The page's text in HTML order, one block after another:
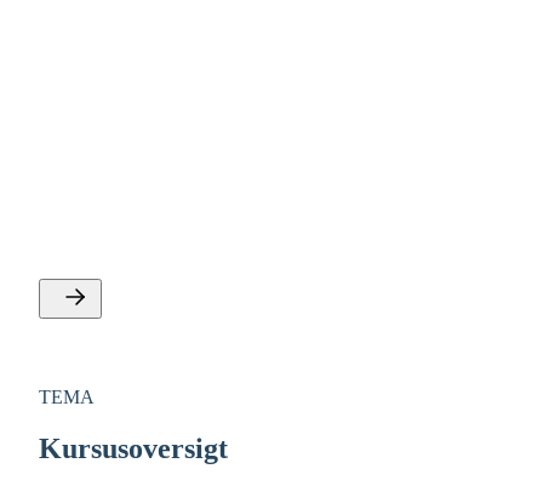
TEMA
Kursusoversigt